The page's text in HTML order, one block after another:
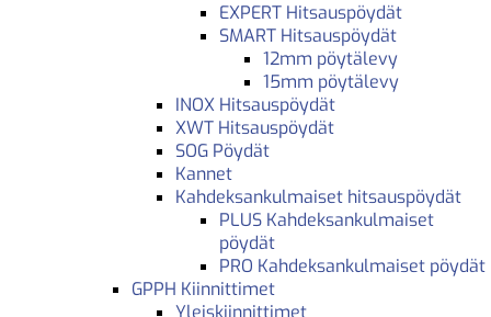
EXPERT Hitsauspöydät
SMART Hitsauspöydät
12mm pöytälevy
15mm pöytälevy
INOX Hitsauspöydät
XWT Hitsauspöydät
SOG Pöydät
Kannet
Kahdeksankulmaiset hitsauspöydät
PLUS Kahdeksankulmaiset
pöydät
PRO Kahdeksankulmaiset pöydät
GPPH Kiinnittimet